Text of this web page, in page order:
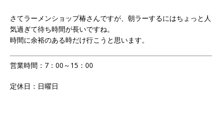
さてラーメンショップ椿さんですが、朝ラーするにはちょっと人
気過ぎて待ち時間が長いですね。
時間に余裕のある時だけ行こうと思います。
営業時間：7：00～15：00
定休日：日曜日